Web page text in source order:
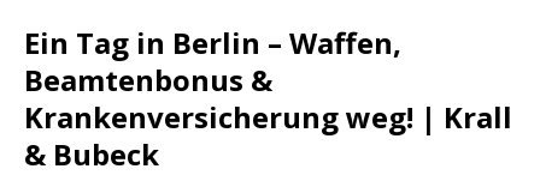
Ein Tag in Berlin – Waffen,
Beamtenbonus &
Krankenversicherung weg! | Krall
& Bubeck